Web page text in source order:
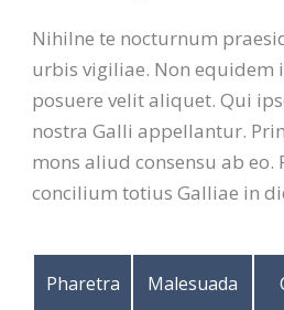
Nihilne te nocturnum
urbis vigiliae. Non equidem
posuere velit aliquet. Qui
nostra Galli appellantur.
mons aliud consensu ab
concilium totius Galliae in
Pharetra Malesuada